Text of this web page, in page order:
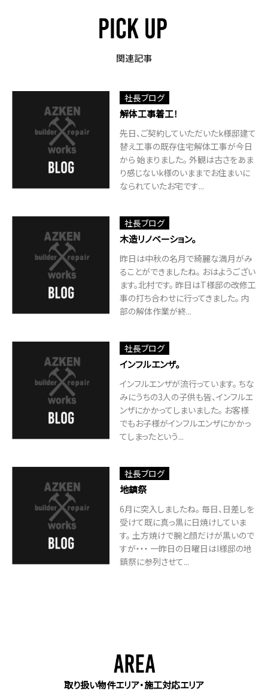
関連記事
社長ブログ
解体工事着工！
先日、ご契約していただいたk様邸建て
替え工事の既存住宅解体工事が今日
から 始まりました。 外観は古さをあま
り感じないk様のいままでお住まいに
なられていたお宅です...
社長ブログ
木造リノベーション。
昨日は中秋の名月で綺麗な満月がみ
ることができましたね。 おはようござい
ます。北村です。 昨日はT様邸の改修工
事の打ち合わせに行ってきました。 内
部の解体作業が終...
社長ブログ
インフルエンザ。
インフルエンザが流行っています。 ちな
みにうちの3人の子供も皆、インフルエ
ンザにかかってしまいました。 お客様
でもお子様がインフルエンザにかかっ
てしまったという...
社長ブログ
地鎮祭
6月に突入しましたね。 毎日、日差しを
受けて既に真っ黒に日焼けしていま
す。 土方焼けで腕と顔だけが黒いので
すが・・・ 一昨日の日曜日はI様邸の地
鎮祭に参列させて...
取り扱い物件エリア・施工対応エリア